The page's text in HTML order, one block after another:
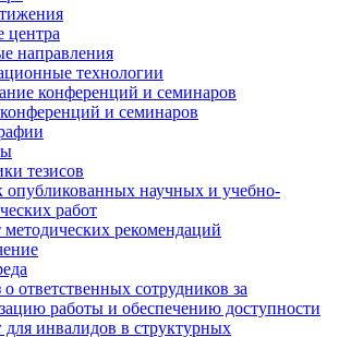
центра
направления
технологии
конференций и семинаров
и семинаров
тезисов
опубликованных научных и учебно-
работ
рекомендаций
ответственных сотрудников за
работы и обеспечению доступности
для инвалидов в структурных